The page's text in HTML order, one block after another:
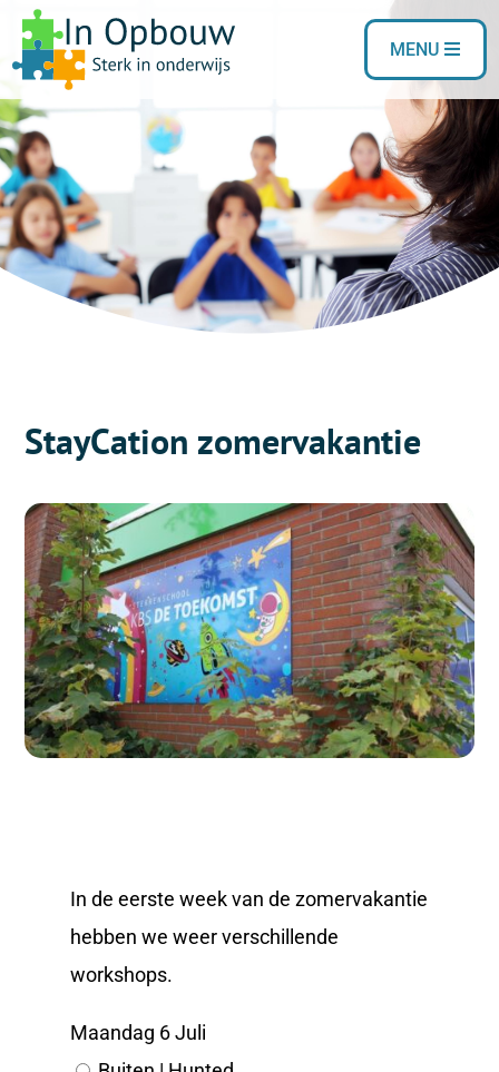
MENU
StayCation zomervakantie
In de eerste week van de zomervakantie
hebben we weer verschillende
workshops.
Maandag 6 Juli